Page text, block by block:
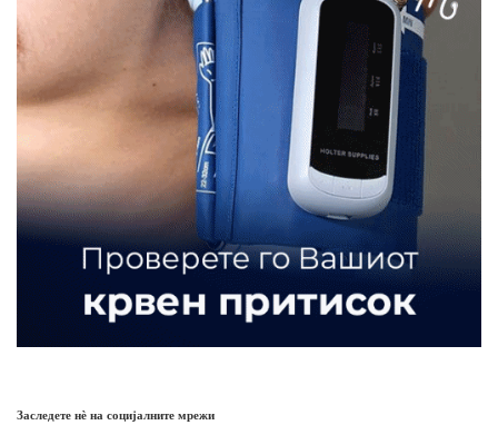
Заследете нѐ на социјалните мрежи